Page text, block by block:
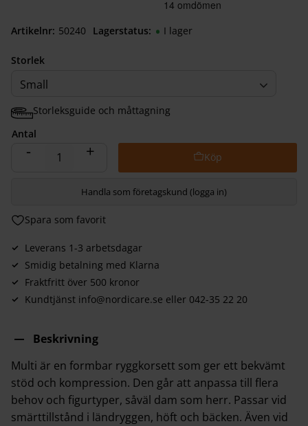
Storlek
Small
Storleksguide och måttagning
Antal
+
-
Lägg till i favoriter
Handla som företagskund (logga in)
Leverans 1-3 arbetsdagar
Smidig betalning med Klarna
Fraktfritt över 500 kronor
Kundtjänst info@nordicare.se eller 042-35 22 20
Lagerstatus I lager
Artikelnr 502400040
Beskrivning
Multi är en formbar ryggkorsett som ger ett bekvämt
stöd och kompression. Den går att anpassa till flera
behov och figurtyper, såväl dam som herr. Passar vid
smärttillstånd i ländryggen, höft och bäcken. Även vid